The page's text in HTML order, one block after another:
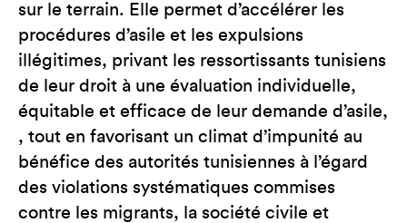
sur le terrain. Elle permet d’accélérer les
procédures d’asile et les expulsions
illégitimes, privant les ressortissants tunisiens
de leur droit à une évaluation individuelle,
équitable et efficace de leur demande d’asile,
, tout en favorisant un climat d’impunité au
bénéfice des autorités tunisiennes à l’égard
des violations systématiques commises
contre les migrants, la société civile et